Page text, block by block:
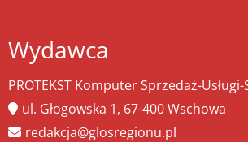
Wydawca
PROTEKST Komputer Sprzedaż-
ul. Głogowska 1, 67-400 Wschowa
redakcja@glosregionu.pl